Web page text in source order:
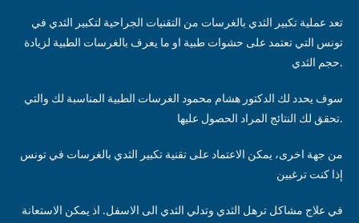
تعد عملية تكبير الثدي بالغرسات من التقنيات الجراحية لتكبير الثدي في
تونس التي تعتمد على حشوات طبية او ما يعرف بالغرسات الطبية لزيادة
حجم الثدي.
سوف يحدد لك الدكتور هشام محمود الغرسات الطبية المناسبة لك والتي
تحقق لك النتائج المراد الحصول عليها.
من جهة اخرى، يمكن الاعتماد على تقنية تكبير الثدي بالغرسات في تونس
إذا كنت ترغبين
في علاج مشاكل ترهل الثدي وتدلي الثدي الى الاسفل. اذ يمكن الاستعانة